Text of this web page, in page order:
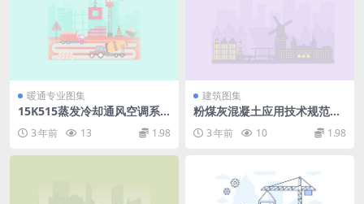
暖通专业图集
15K515蒸发冷却通风空调系
3 年前 13 1.98
建筑图集
粉煤灰混凝土应用技术规范GB
3 年前 10 1.98